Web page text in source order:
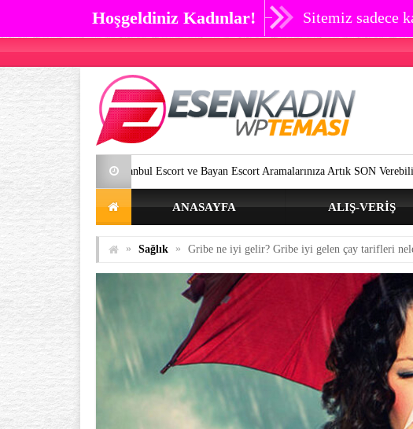
Hoşgeldiniz Kadınlar! Sitemiz sadece
İstanbul Escort ve Bayan Escort Aramalarınıza Artık SON Verebilirsiniz. Göz
ANASAYFA ALIŞ-VERIŞ
» Sağlık » Gribe ne iyi gelir? Gribe iyi gelen çay tarifleri